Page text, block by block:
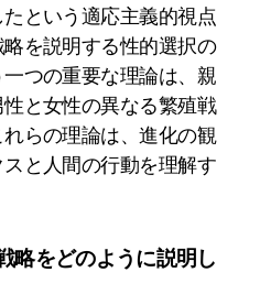
という適応主義的視点
を説明する性的選択の
つの重要な理論は、親
と女性の異なる繁殖戦
らの理論は、進化の観
と人間の行動を理解す
略をどのように説明し